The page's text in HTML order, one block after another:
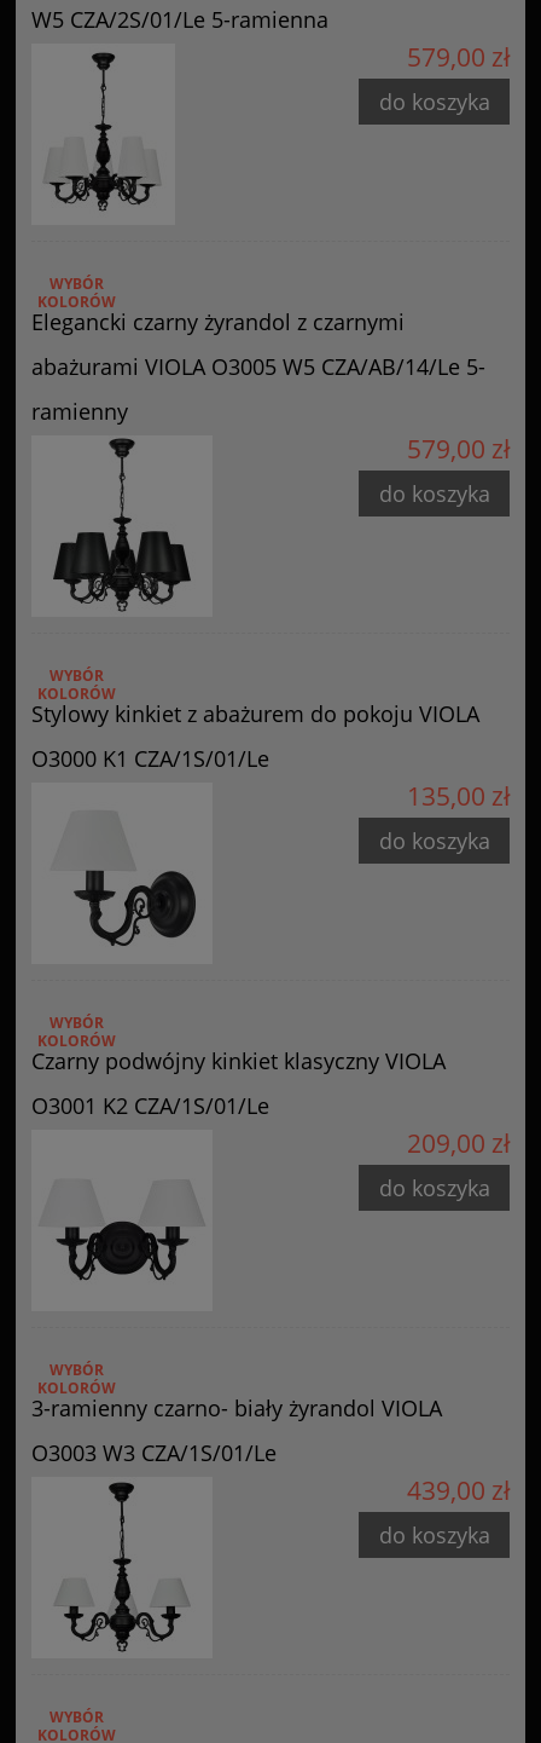
W5 CZA/2S/01/Le 5-ramienna
579,00 zł
do koszyka
Elegancki czarny żyrandol z czarnymi
abażurami VIOLA O3005 W5 CZA/AB/14/Le 5-
ramienny
WYBÓR
KOLORÓW
579,00 zł
do koszyka
Stylowy kinkiet z abażurem do pokoju VIOLA
O3000 K1 CZA/1S/01/Le
WYBÓR
KOLORÓW
135,00 zł
do koszyka
Czarny podwójny kinkiet klasyczny VIOLA
O3001 K2 CZA/1S/01/Le
WYBÓR
KOLORÓW
209,00 zł
do koszyka
3-ramienny czarno- biały żyrandol VIOLA
O3003 W3 CZA/1S/01/Le
WYBÓR
KOLORÓW
439,00 zł
do koszyka
WYBÓR
KOLORÓW